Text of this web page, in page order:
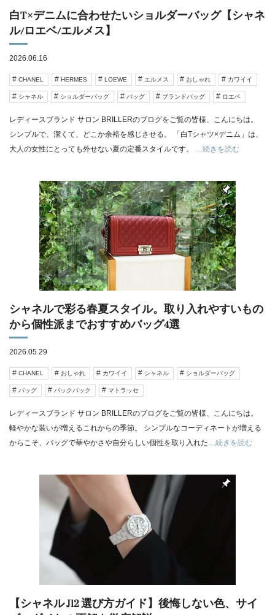
白T×デニムに合わせたいショルダーバッグ【シャネ
ル/ロエベ/エルメス】
2026.06.16
CHANEL HERMES LOEWE エルメス おしゃれ カワイイ
シャネル ショルダーバッグ バッグ ブランドバッグ ロエベ
レディースブランド サロン BRILLERのブログをご覧の皆様、こんにちは。
シンプルで、潔くて、どこか余裕を感じさせる。 「白Tシャツ×デニム」は、
大人の女性にとっても外せない夏の定番スタイルです。
…続きを読む
シャネルで彩る春夏スタイル。取り入れやすいもの
から個性派までおすすめバッグ4選
2026.05.29
CHANEL おしゃれ カワイイ シャネル ショルダーバッグ
バッグ バックパック マトラッセ
レディースブランド サロン BRILLERのブログをご覧の皆様、こんにちは。
軽やかな装いが増えるこれからの季節。 シンプルなコーディネートが増える
からこそ、バッグで華やかさや自分らしい個性を取り入れた…続きを読む
【シャネル J12 選び方ガイド】後悔しない色、サイ